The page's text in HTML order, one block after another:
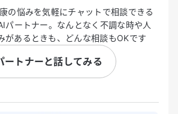
の悩みを気軽にチャットで相談できる
パートナー。なんとなく不調な時や人
があるときも、どんな相談もOKです
ートナーと話してみる